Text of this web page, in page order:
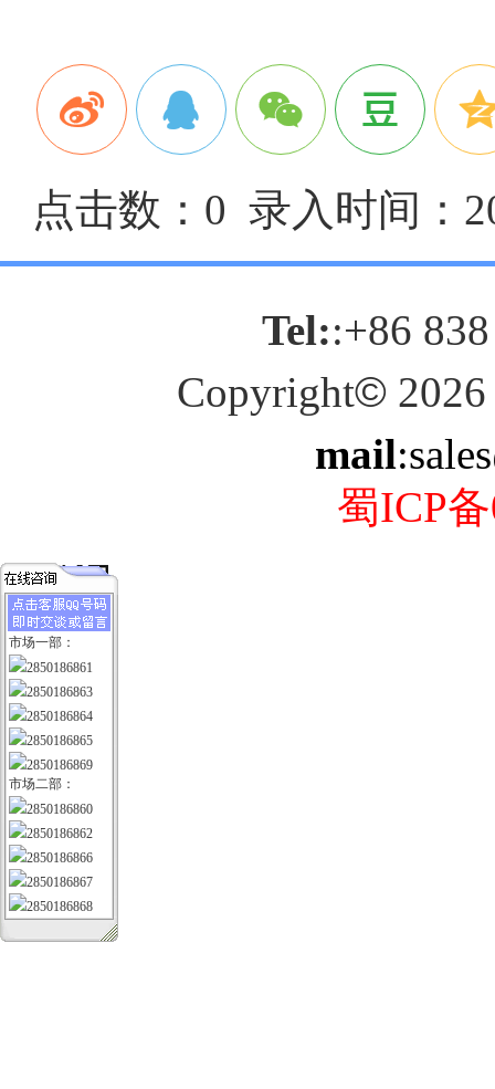
点击数：0 录入时间：
Tel::+86
Copyright© 2026
mail
蜀ICP
市场一部：
2850186861
2850186863
2850186864
2850186865
2850186869
市场二部：
2850186860
2850186862
2850186866
2850186867
2850186868